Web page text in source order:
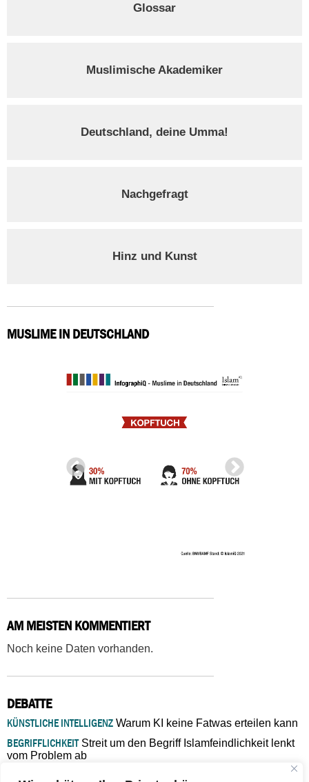
Glossar
Muslimische Akademiker
Deutschland, deine Umma!
Nachgefragt
Hinz und Kunst
MUSLIME IN DEUTSCHLAND
AM MEISTEN KOMMENTIERT
Noch keine Daten vorhanden.
DEBATTE
KÜNSTLICHE INTELLIGENZ Warum KI keine Fatwas erteilen kann
BEGRIFFLICHKEITStreit um den Begriff Islamfeindlichkeit lenkt
vom Problem ab